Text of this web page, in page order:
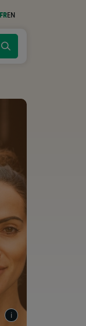
FREN
Cliquer
moteur